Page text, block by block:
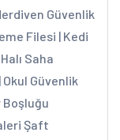
Güvenlik
Filesi | Kedi
Saha
Güvenlik
Boşluğu
Şaft